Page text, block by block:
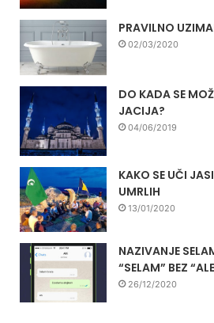
PRAVILNO
02/03/2020
DO KADA SE
JACIJA?
04/06/2019
KAKO SE UČI
UMRLIH
13/01/2020
NAZIVANJE
“SELAM” BEZ
26/12/2020